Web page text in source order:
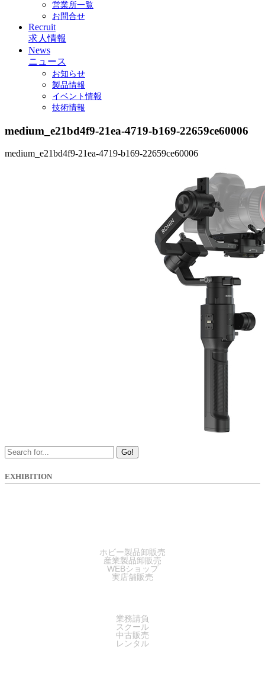
営業所一覧
お問合せ
Recruit
求人情報
News
ニュース
お知らせ
製品情報
イベント情報
技術情報
medium_e21bd4f9-21ea-4719-b169-22659ce60006
medium_e21bd4f9-21ea-4719-b169-22659ce60006
Go!
EXHIBITION
ホビー製品卸販売
産業製品卸販売
WEBショップ
実店舗販売
業務請負
スクール
中古販売
レンタル